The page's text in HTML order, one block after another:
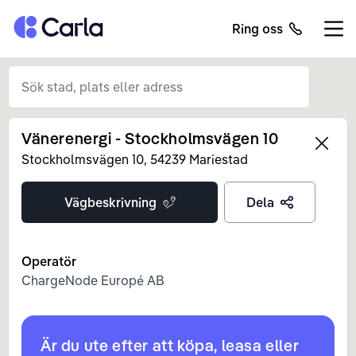
Tillbaka till startsidan Ring oss
Left
Vänerenergi - Stockholmsvägen 10
Stockholmsvägen 10, 54239 Mariestad
Vägbeskrivning Dela
Operatör
ChargeNode Europé AB
Är du ute efter att köpa, leasa eller